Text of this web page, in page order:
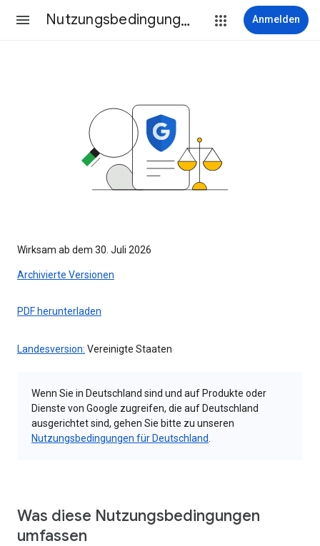
Nutzungsbedingungen Anmelden
Wirksam ab dem 30. Juli 2026
Archivierte Versionen
PDF herunterladen
Landesversion: Vereinigte Staaten
Wenn Sie in Deutschland sind und auf Produkte oder
Dienste von Google zugreifen, die auf Deutschland
ausgerichtet sind, gehen Sie bitte zu unseren
Nutzungsbedingungen für Deutschland
Was diese Nutzungsbedingungen
umfassen